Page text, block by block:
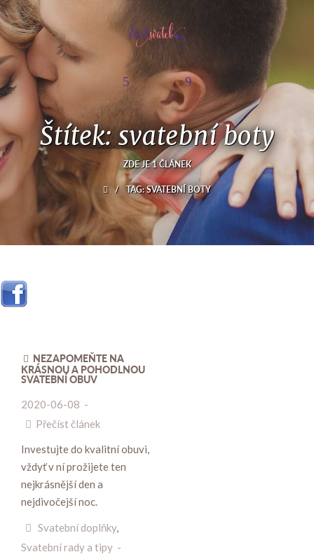
Štítek: svatební boty
ZDE JE 1 ČLÁNEK
/ TAG: SVATEBNÍ BOTY
NEZAPOMEŇTE NA
KRÁSNOU A POHODLNOU
SVATEBNÍ OBUV
2020-06-08 -
Přečíst článek
Investujte do kvalitní obuvi,
vždyť v ní prožijete ten
nejkrásnější den a
nejdivočejší noc.
Svatební doplňky,
Svatební rady a tipy -